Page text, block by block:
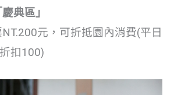
慶典區」
元，可折抵園內消費(平日
扣100)